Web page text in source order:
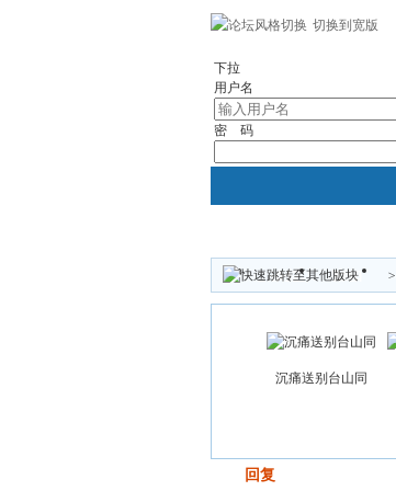
切换到宽版
下拉
用户名
密 码
论坛 群组 >
沉痛送别台山同
回复